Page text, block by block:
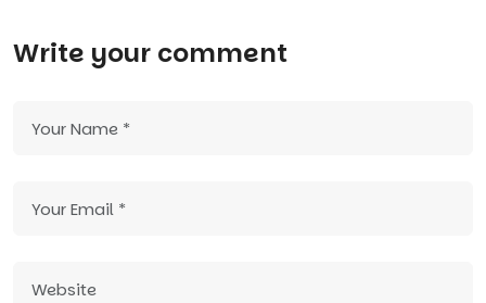
Write your comment